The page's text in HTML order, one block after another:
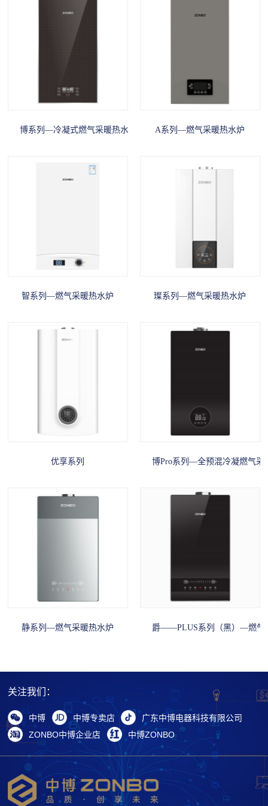
博系列—冷凝式燃气采暖热水炉 A系列—燃气采暖热水炉
智系列—燃气采暖热水炉 璨系列—燃气采暖热水炉
优享系列 博Pro系列—全预混冷凝燃气采
静系列—燃气采暖热水炉 爵——PLUS系列（黑）—燃气
关注我们：
中博 中博专卖店
广东中博电器科技有限公司
ZONBO中博企业店
中博ZONBO